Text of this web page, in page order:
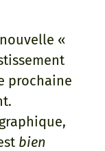
«
prochaine
bien